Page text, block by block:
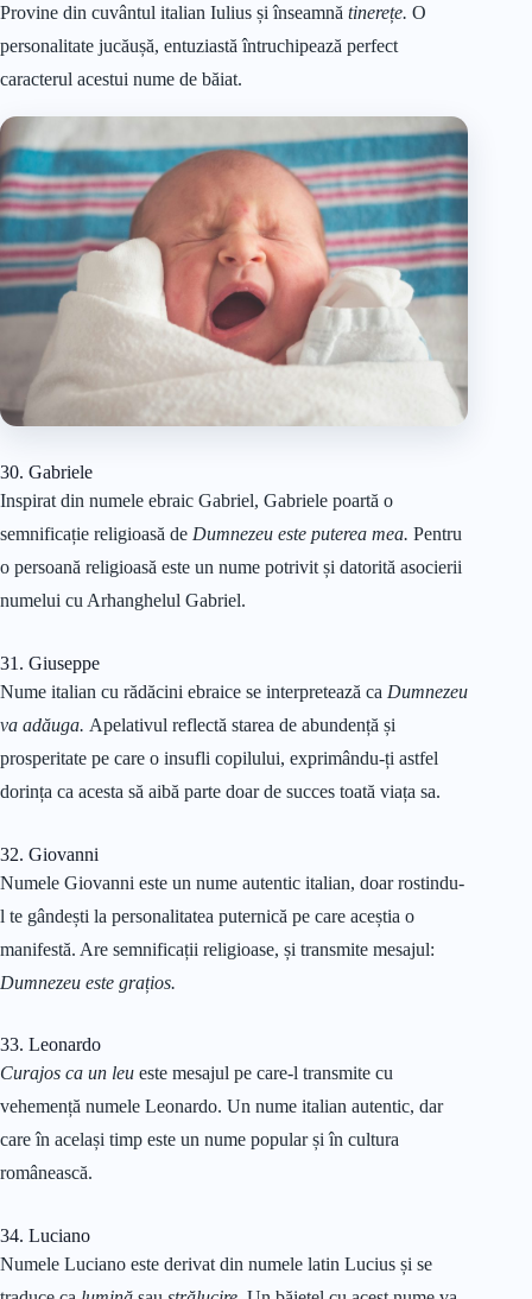
Provine din cuvântul italian Iulius și înseamnă tinerețe. O
personalitate jucăușă, entuziastă întruchipează perfect
caracterul acestui nume de băiat.
30. Gabriele
Inspirat din numele ebraic Gabriel, Gabriele poartă o
semnificație religioasă de Dumnezeu este puterea mea. Pentru
o persoană religioasă este un nume potrivit și datorită asocierii
numelui cu Arhanghelul Gabriel.
31. Giuseppe
Nume italian cu rădăcini ebraice se interpretează ca Dumnezeu
va adăuga. Apelativul reflectă starea de abundență și
prosperitate pe care o insufli copilului, exprimându-ți astfel
dorința ca acesta să aibă parte doar de succes toată viața sa.
32. Giovanni
Numele Giovanni este un nume autentic italian, doar rostindu-
l te gândești la personalitatea puternică pe care aceștia o
manifestă. Are semnificații religioase, și transmite mesajul:
Dumnezeu este grațios.
33. Leonardo
Curajos ca un leu este mesajul pe care-l transmite cu
vehemență numele Leonardo. Un nume italian autentic, dar
care în același timp este un nume popular și în cultura
românească.
34. Luciano
Numele Luciano este derivat din numele latin Lucius și se